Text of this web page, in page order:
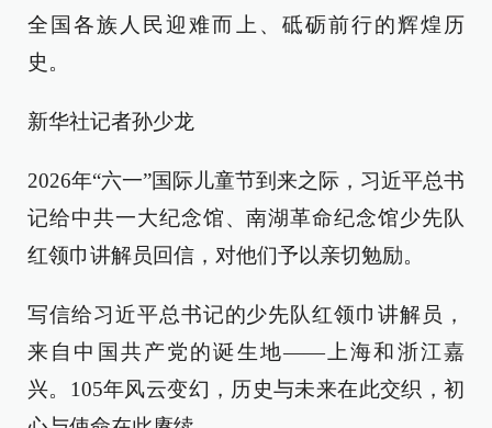
全国各族人民迎难而上、砥砺前行的辉煌历
史。
新华社记者孙少龙
2026年“六一”国际儿童节到来之际，习近平总书
记给中共一大纪念馆、南湖革命纪念馆少先队
红领巾讲解员回信，对他们予以亲切勉励。
写信给习近平总书记的少先队红领巾讲解员，
来自中国共产党的诞生地——上海和浙江嘉
兴。105年风云变幻，历史与未来在此交织，初